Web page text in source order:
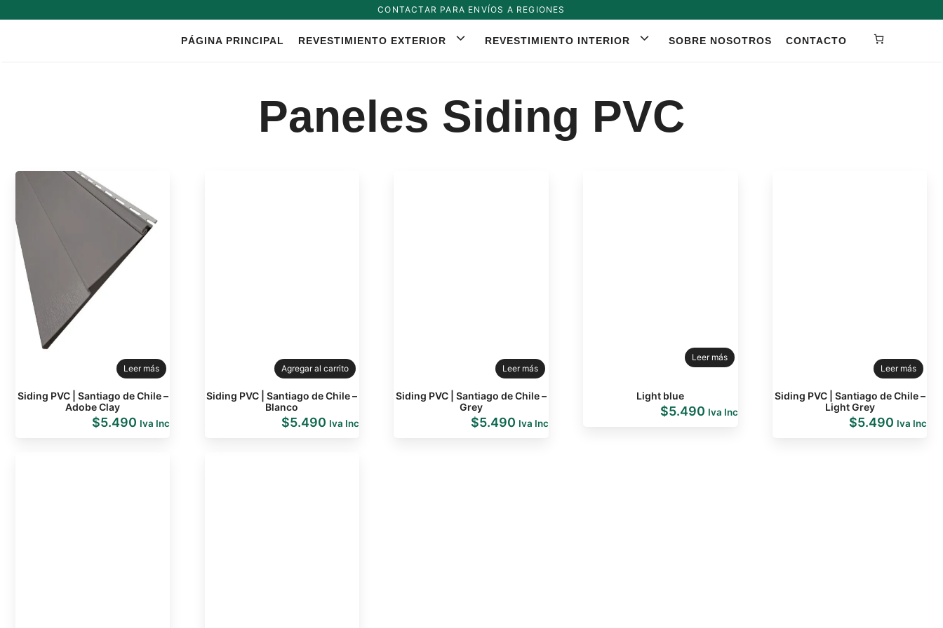
CONTACTAR PARA ENVÍOS A REGIONES
PÁGINA PRINCIPAL REVESTIMIENTO EXTERIOR REVESTIMIENTO INTERIOR SOBRE NOSOTROS CONTACTO
Paneles Siding PVC
Siding PVC | Santiago de Chile –
Adobe Clay
$5.490 Iva Inc
Leer más
Siding PVC | Santiago de Chile –
Blanco
$5.490 Iva Inc
Agregar al carrito
Siding PVC | Santiago de Chile –
Grey
$5.490 Iva Inc
Leer más
Light blue
$5.490 Iva Inc
Leer más
Siding PVC | Santiago de Chile –
Light Grey
$5.490 Iva Inc
Leer más